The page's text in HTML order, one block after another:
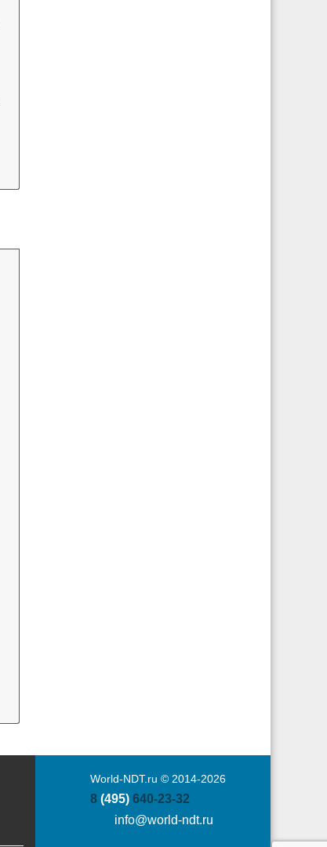
World-NDT.ru © 2014-2026
8 (495) 640-23-32
info@world-ndt.ru